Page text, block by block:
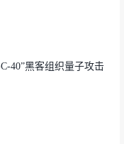
之中，面临着没
的困境。
着国家战略走上
才支持下，各类
大幅提升，实现
实现数字化的路
40”黑客组织量子攻击